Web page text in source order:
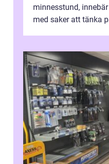
minnesstund,
med saker att tänka